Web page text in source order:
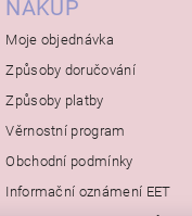
NÁKUP
Moje objednávka
Způsoby doručování
Způsoby platby
Věrnostní program
Obchodní podmínky
Informační oznámení EET